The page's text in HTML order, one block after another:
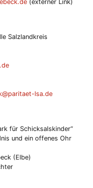
(externer Link)
Salzlandkreis
lsa.de
für Schicksalskinder“
und ein offenes Ohr
(Elbe)